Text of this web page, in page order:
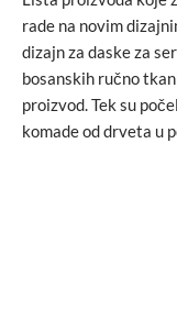
rade na novim
dizajn za daske za
bosanskih ručno
proizvod. Tek su
komade od drveta u